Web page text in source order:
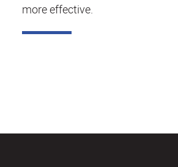
more effective.